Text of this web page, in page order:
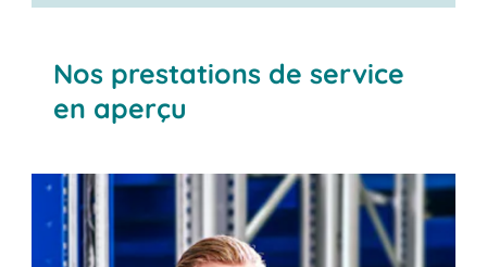
Nos prestations de service
en aperçu